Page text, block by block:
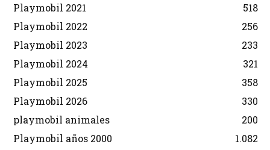
Playmobil 2021
518
Playmobil 2022
256
Playmobil 2023
233
Playmobil 2024
321
Playmobil 2025
358
Playmobil 2026
330
playmobil animales
200
Playmobil años 2000
1.082